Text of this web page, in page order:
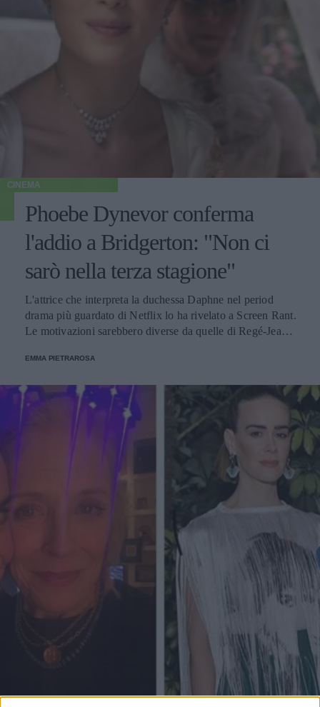
CINEMA
Phoebe Dynevor conferma
l'addio a Bridgerton: "Non ci
sarò nella terza stagione"
L'attrice che interpreta la duchessa Daphne nel period
drama più guardato di Netflix lo ha rivelato a Screen Rant.
Le motivazioni sarebbero diverse da quelle di Regé-Jean
salutato lo show dopo il primo capitolo.
EMMA PIETRAROSA